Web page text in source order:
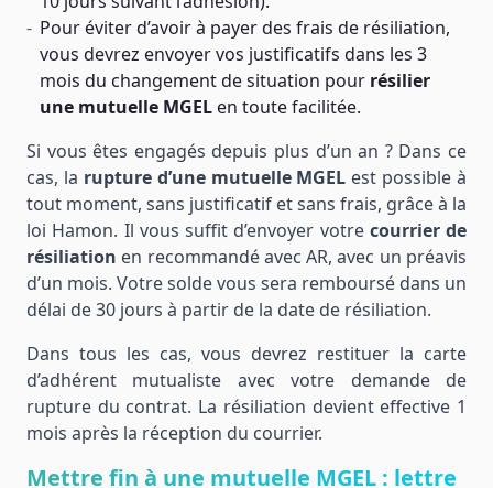
Pour éviter d’avoir à payer des frais de résiliation,
vous devrez envoyer vos justificatifs dans les 3
mois du changement de situation pour résilier
une mutuelle MGEL en toute facilitée.
Si vous êtes engagés depuis plus d’un an ? Dans ce
cas, la rupture d’une mutuelle MGEL est possible à
tout moment, sans justificatif et sans frais, grâce à la
loi Hamon. Il vous suffit d’envoyer votre courrier de
résiliation en recommandé avec AR, avec un préavis
d’un mois. Votre solde vous sera remboursé dans un
délai de 30 jours à partir de la date de résiliation.
Dans tous les cas, vous devrez restituer la carte
d’adhérent mutualiste avec votre demande de
rupture du contrat. La résiliation devient effective 1
mois après la réception du courrier.
Mettre fin à une mutuelle MGEL : lettre